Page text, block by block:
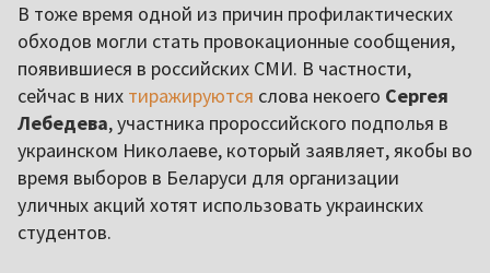
В тоже время одной из причин профилактических
обходов могли стать провокационные сообщения,
появившиеся в российских СМИ. В частности,
сейчас в них тиражируются слова некоего Сергея
Лебедева, участника пророссийского подполья в
украинском Николаеве, который заявляет, якобы во
время выборов в Беларуси для организации
уличных акций хотят использовать украинских
студентов.